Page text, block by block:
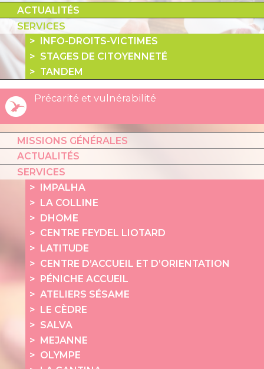
ACTUALITÉS
SERVICES
INFO-DROITS-VICTIMES
STAGES DE CITOYENNETÉ
TANDEM
Précarité et vulnérabilité
MISSIONS GÉNÉRALES
ACTUALITÉS
SERVICES
IMPALHA
LA COLLINE
DHOME
CENTRE FEYDEL LIOTARD
LATITUDE
CENTRE D’ACCUEIL ET D’ORIENTATION
PÉNICHE ACCUEIL
ATELIERS SÉSAME
LE CÈDRE
SALVA
MEJANNE
OLYMPE